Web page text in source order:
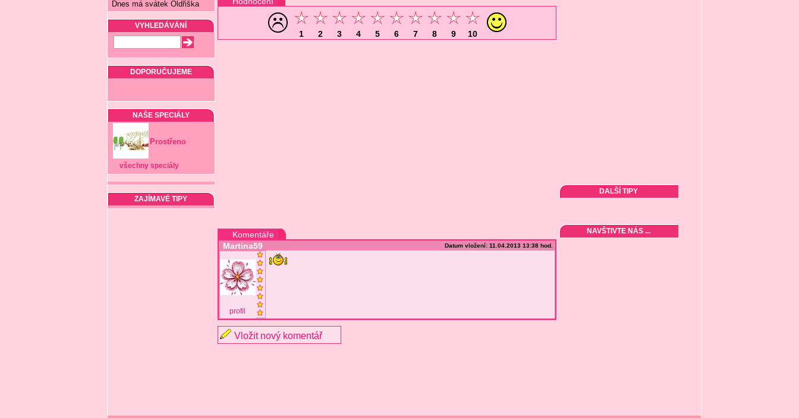
Dnes má svátek Oldřiška
VYHLEDÁVÁNÍ
DOPORUČUJEME
NAŠE SPECIÁLY
Prostřeno
všechny speciály
ZAJÍMAVÉ TIPY
1 2 3 4 5 6 7 8 9 10
Komentáře
Martina59
Datum vložení: 11.04.2013 13:38 hod.
profil
Vložit nový komentář
DALŠÍ TIPY
NAVŠTIVTE NÁS ...